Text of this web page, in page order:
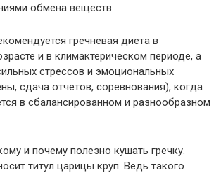
обмена веществ.
гречневая диета в
и в климактерическом периоде, а
стрессов и эмоциональных
сдача отчетов, соревнования), когда
в сбалансированном и разнообразном
и почему полезно кушать гречку.
титул царицы круп. Ведь такого